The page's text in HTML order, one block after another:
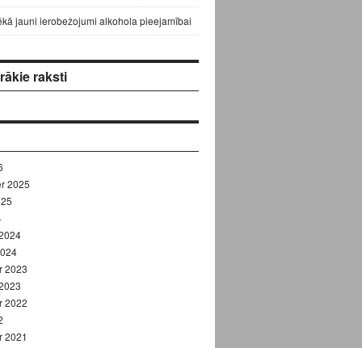
jauni ierobežojumi alkohola pieejamībai
raksti
2025
2023
2022
2021